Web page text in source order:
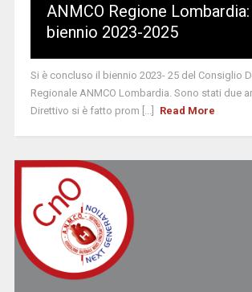
ANMCO Regione
biennio 2023-2025
Si è concluso il biennio 2023- 25 del Consiglio
Regionale ANMCO Lombardia. Sono stati due
Direttivo si è fatto prom [...]
Read More